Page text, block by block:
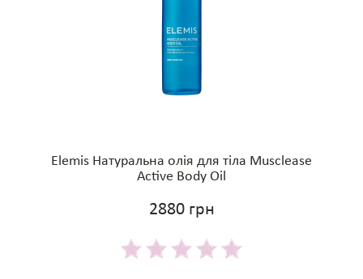
Elemis Натуральна олія для тіла Musclease
Active Body Oil
2880 грн